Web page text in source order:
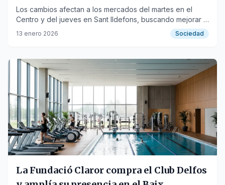
Los cambios afectan a los mercados del martes en el
Centro y del jueves en Sant Ildefons, buscando mejorar la
seguridad y la accesibilidad.
13 enero 2026 Sociedad
La Fundació Claror compra el Club Delfos